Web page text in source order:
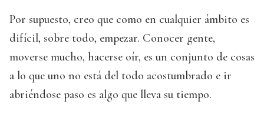
Por supuesto, creo que como en cualquier ámbito es
difícil, sobre todo, empezar. Conocer gente,
moverse mucho, hacerse oír, es un conjunto de cosas
a lo que uno no está del todo acostumbrado e ir
abriéndose paso es algo que lleva su tiempo.